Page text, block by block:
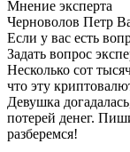
Мнение эксперта
Черноволов Петр
Если у вас есть
Задать вопрос
Несколько сот
что эту
Девушка
потерей денег.
разберемся!